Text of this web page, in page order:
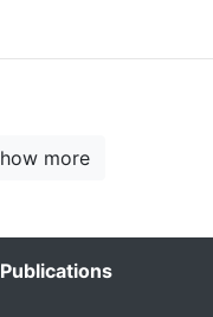
more
Publications